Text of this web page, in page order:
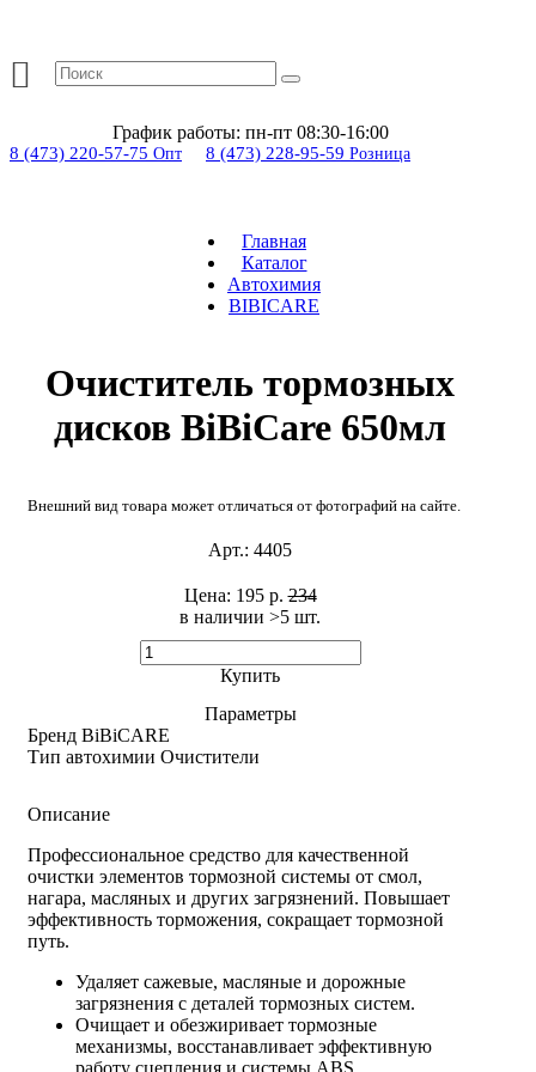
График работы: пн-пт 08:30-16:00
8 (473) 220-57-75 Опт 8 (473) 228-95-59 Розница
Главная
Каталог
Автохимия
BIBICARE
Очиститель тормозных
дисков BiBiCare 650мл
Внешний вид товара может отличаться от фотографий на сайте.
Арт.: 4405
в наличии >5 шт. ​
Цена: 195 р.234
Купить
Параметры
Бренд BiBiCARE
Тип автохимии Очистители
Описание
Профессиональное средство для качественной
очистки элементов тормозной системы от смол,
нагара, масляных и других загрязнений. Повышает
эффективность торможения, сокращает тормозной
путь.
Удаляет сажевые, масляные и дорожные
загрязнения с деталей тормозных систем.
Очищает и обезжиривает тормозные
механизмы, восстанавливает эффективную
работу сцепления и системы ABS.